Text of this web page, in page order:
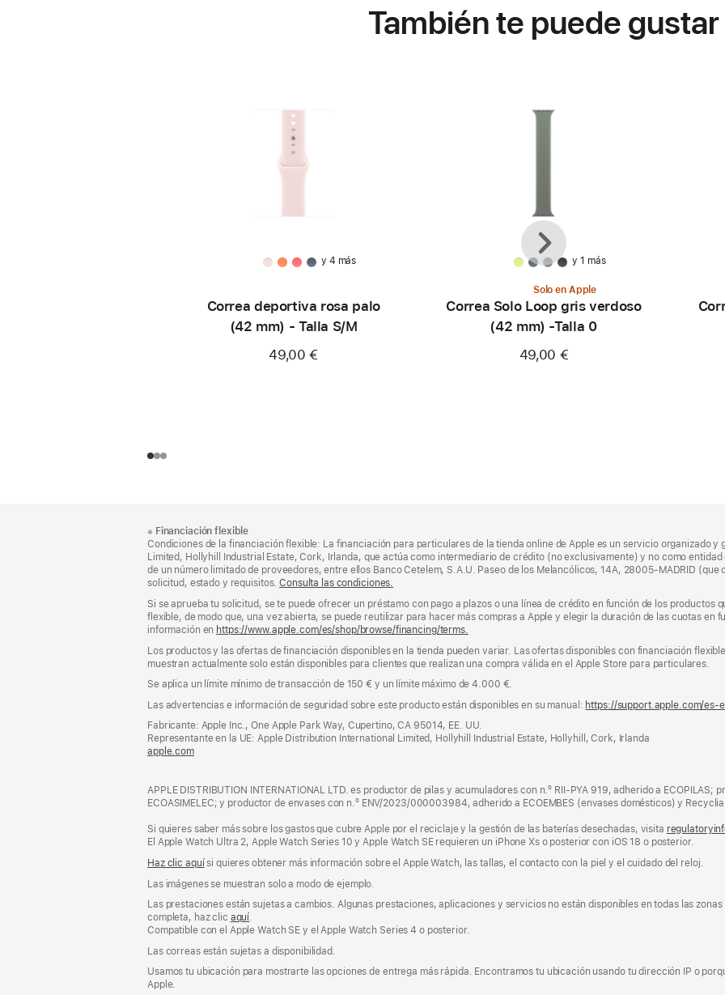
También te puede gustar
y 4 más
Correa deportiva rosa palo
(42 mm) - Talla S/M
49,00 €
y 1 más
Solo en Apple
Correa Solo Loop gris verdoso
(42 mm) -Talla 0
49,00 €
Anterior
Siguiente
a
pie
de
página
al
pie
※ Financiación flexible
Condiciones de la financiación flexible: La financiación para particulares de la tienda online de Apple es un servicio organizado y
Limited, Hollyhill Industrial Estate, Cork, Irlanda, que actúa como intermediario de crédito (no exclusivamente) y no como
de un número limitado de proveedores, entre ellos Banco Cetelem, S.A.U. Paseo de los Melancólicos, 14A, 28005-MADRID
solicitud, estado y requisitos.Consulta las condiciones.
Si se aprueba tu solicitud, se te puede ofrecer un préstamo con pago a plazos o una línea de crédito en función de los productos
flexible, de modo que, una vez abierta, se puede reutilizar para hacer más compras a Apple y elegir la duración de las cuotas en
información en https://www.apple.com/es/shop/browse/financing/terms.
Los productos y las ofertas de financiación disponibles en la tienda pueden variar. Las ofertas disponibles con financiación
muestran actualmente solo están disponibles para clientes que realizan una compra válida en el Apple Store para particulares.
Se aplica un límite mínimo de transacción de 150 € y un límite máximo de 4.000 €.
Las advertencias e información de seguridad sobre este producto están disponibles en su manual: https://support.apple.com/es-
Fabricante: Apple Inc., One Apple Park Way, Cupertino, CA 95014, EE. UU.
Representante en la UE: Apple Distribution International Limited, Hollyhill Industrial Estate, Hollyhill, Cork, Irlanda
apple.com(se
una
ventana
APPLE DISTRIBUTION INTERNATIONAL LTD. es productor de pilas y acumuladores con n.º RII-PYA 919, adherido a ECOPILAS;
ECOASIMELEC; y productor de envases con n.º ENV/2023/000003984, adherido a ECOEMBES (envases domésticos) y
Si quieres saber más sobre los gastos que cubre Apple por el reciclaje y la gestión de las baterías desechadas, visita
El Apple Watch Ultra 2, Apple Watch Series 10 y Apple Watch SE requieren un iPhone Xs o posterior con iOS 18 o posterior.
Haz clic aquísi quieres obtener más información sobre el Apple Watch, las tallas, el contacto con la piel y el cuidado del reloj.
Las imágenes se muestran solo a modo de ejemplo.
Las prestaciones están sujetas a cambios. Algunas prestaciones, aplicaciones y servicios no están disponibles en todas las
completa, haz clic aquí.
Compatible con el Apple Watch SE y el Apple Watch Series 4 o posterior.
Las correas están sujetas a disponibilidad.
Usamos tu ubicación para mostrarte las opciones de entrega más rápida. Encontramos tu ubicación usando tu dirección IP o
Apple.